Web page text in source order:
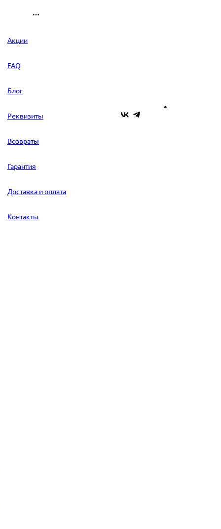
Акции
FAQ
Блог
Реквизиты
Возвраты
Гарантия
Доставка и оплата
Контакты